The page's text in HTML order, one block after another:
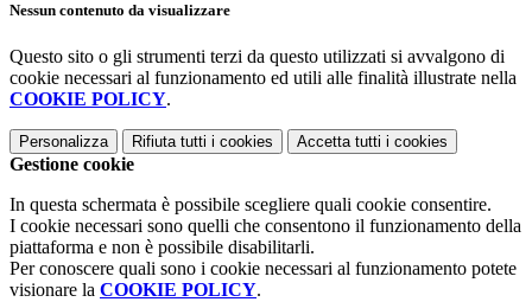
Nessun contenuto da visualizzare
Questo sito o gli strumenti terzi da questo utilizzati si avvalgono di
cookie necessari al funzionamento ed utili alle finalità illustrate nella
COOKIE POLICY.
Personalizza Rifiuta tutti i cookies Accetta tutti i cookies
Gestione cookie
In questa schermata è possibile scegliere quali cookie consentire.
I cookie necessari sono quelli che consentono il funzionamento della
piattaforma e non è possibile disabilitarli.
Per conoscere quali sono i cookie necessari al funzionamento potete
visionare la COOKIE POLICY.